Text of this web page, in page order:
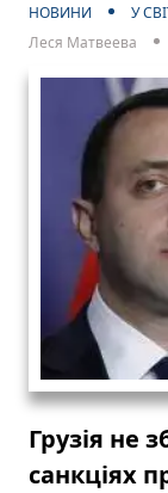
НОВИНИ
У
Леся Матвеева
Грузія не
санкціях